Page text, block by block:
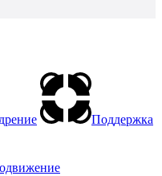
Поддержка